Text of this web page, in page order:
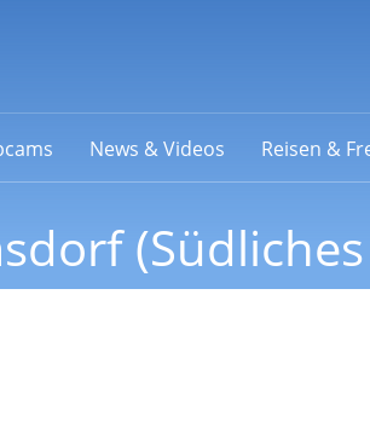
News & Videos Reisen &